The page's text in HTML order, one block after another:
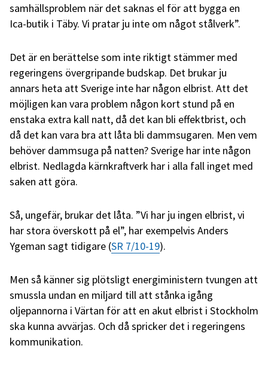
samhällsproblem när det saknas el för att bygga en
Ica-butik i Täby. Vi pratar ju inte om något stålverk”.
Det är en berättelse som inte riktigt stämmer med
regeringens övergripande budskap. Det brukar ju
annars heta att Sverige inte har någon elbrist. Att det
möjligen kan vara problem någon kort stund på en
enstaka extra kall natt, då det kan bli effektbrist, och
då det kan vara bra att låta bli dammsugaren. Men vem
behöver dammsuga på natten? Sverige har inte någon
elbrist. Nedlagda kärnkraftverk har i alla fall inget med
saken att göra.
Så, ungefär, brukar det låta. ”Vi har ju ingen elbrist, vi
har stora överskott på el”, har exempelvis Anders
Ygeman sagt tidigare (SR 7/10-19).
Men så känner sig plötsligt energiministern tvungen att
smussla undan en miljard till att stånka igång
oljepannorna i Värtan för att en akut elbrist i Stockholm
ska kunna avvärjas. Och då spricker det i regeringens
kommunikation.